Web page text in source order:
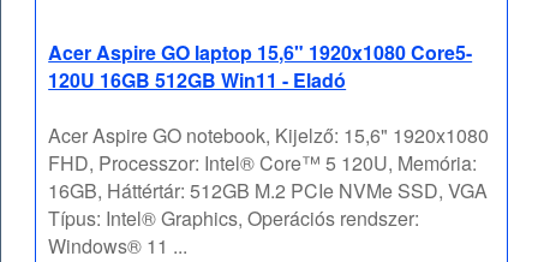
Acer Aspire GO laptop 15,6" 1920x1080 Core5-
120U 16GB 512GB Win11 - Eladó
Acer Aspire GO notebook, Kijelző: 15,6" 1920x1080
FHD, Processzor: Intel® Core™ 5 120U, Memória:
16GB, Háttértár: 512GB M.2 PCIe NVMe SSD, VGA
Típus: Intel® Graphics, Operációs rendszer:
Windows® 11 ...